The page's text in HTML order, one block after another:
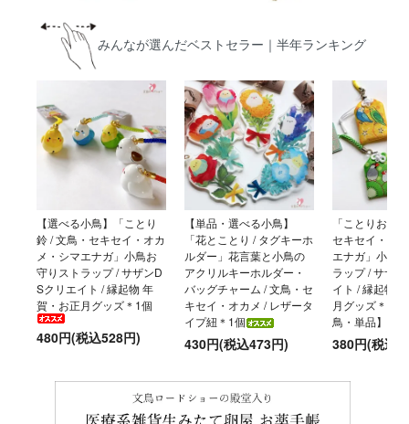
みんなが選んだベストセラー｜半年ランキング
【選べる小鳥】「ことり
鈴 / 文鳥・セキセイ・オカ
メ・シマエナガ」小鳥お
守りストラップ / サザンD
Sクリエイト / 縁起物 年
賀・お正月グッズ＊1個
480円(税込528円)
【単品・選べる小鳥】
「花とことり / タグキーホ
ルダー」花言葉と小鳥の
アクリルキーホルダー・
バッグチャーム / 文鳥・セ
キセイ・オカメ / レザータ
イプ紐＊1個
430円(税込473円)
「ことりおま
セキセイ・オ
エナガ」小鳥
ラップ / サザ
イト / 縁起物
月グッズ＊【
鳥・単品】
380円(税込